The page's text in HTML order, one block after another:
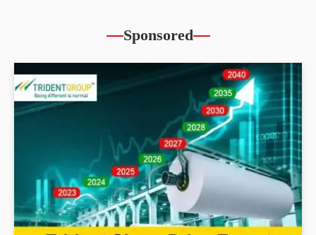
Sponsored